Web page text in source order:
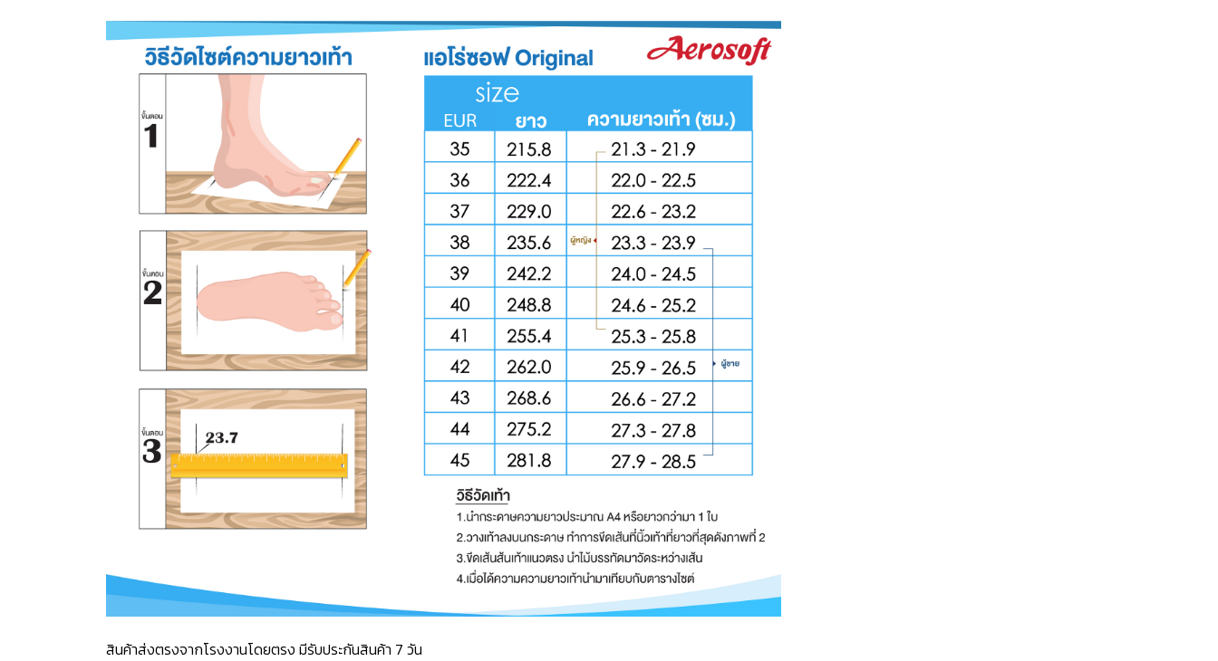
สินค้าส่งตรงจากโรงงานโดยตรง มีรับประกันสินค้า 7 วัน